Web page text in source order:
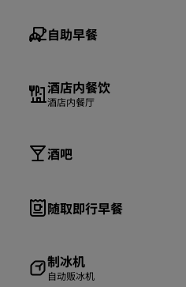
自助早餐
酒店内餐饮
酒店内餐厅
酒吧
随取即行早餐
制冰机
自动贩冰机